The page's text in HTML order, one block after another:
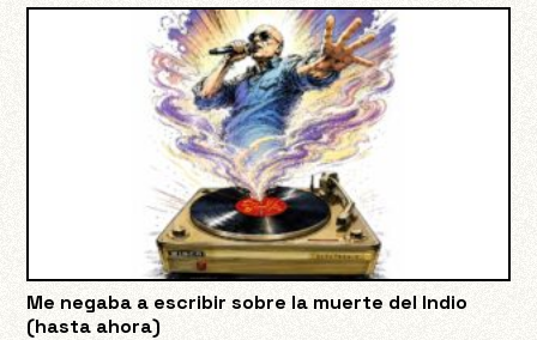
Me negaba a escribir sobre la muerte del Indio
(hasta ahora)